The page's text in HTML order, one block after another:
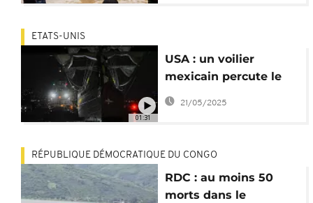
01:31
ETATS-UNIS
USA : un voilier
mexicain percute le
pont de Brooklyn, au
moins 2 morts
21/05/2025
RÉPUBLIQUE DÉMOCRATIQUE DU CONGO
RDC : au moins 50
morts dans le